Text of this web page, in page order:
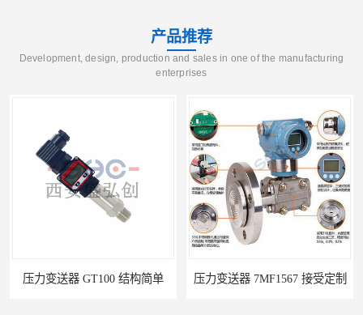
产品推荐
Development, design, production and sales in one of the manufacturing
enterprises
压力变送器 GT100 结构简单 压力变送器 7MF1567 接受定制